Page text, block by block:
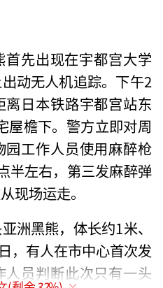
首先出现在宇都宫大学
动无人机追踪。下午2
日本铁路宇都宫站东
屋檐下。警方立即对周
工作人员使用麻醉枪
半左右，第三发麻醉弹
现场运走。
洲黑熊，体长约1米、
，有人在市中心首次发
员判断此次只有一头